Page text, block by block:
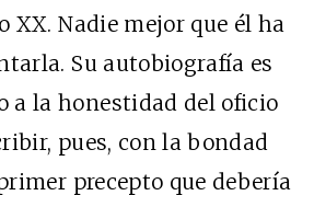
XX. Nadie mejor que él ha
Su autobiografía es
a la honestidad del oficio
pues, con la bondad
precepto que debería